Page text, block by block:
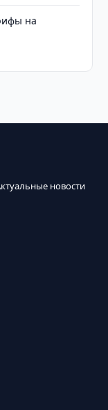
на
новости